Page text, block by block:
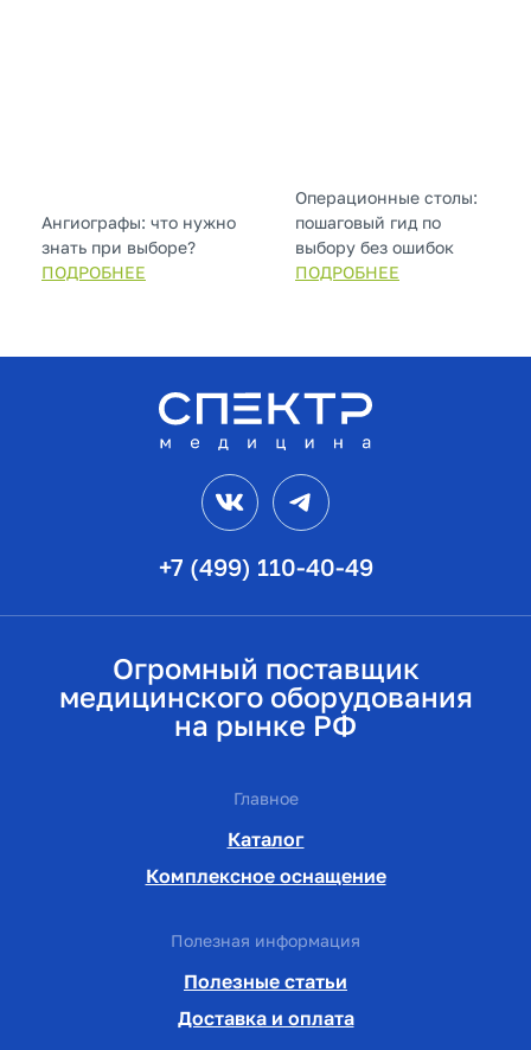
Ангиографы: что нужно
знать при выборе?
ПОДРОБНЕЕ
Операционные столы:
пошаговый гид по
выбору без ошибок
ПОДРОБНЕЕ
+7 (499) 110-40-49
VK
Огромный поставщик
медицинского оборудования
на рынке РФ
Главное
Каталог
Комплексное оснащение
Полезная информация
Полезные статьи
Доставка и оплата